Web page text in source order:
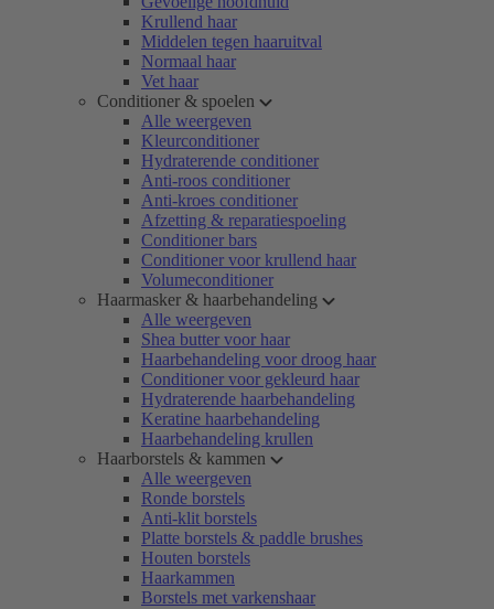
Krullend haar
Middelen tegen haaruitval
Normaal haar
Vet haar
Conditioner & spoelen
Alle weergeven
Kleurconditioner
Hydraterende conditioner
Anti-roos conditioner
Anti-kroes conditioner
Afzetting & reparatiespoeling
Conditioner bars
Conditioner voor krullend haar
Volumeconditioner
Haarmasker & haarbehandeling
Alle weergeven
Shea butter voor haar
Haarbehandeling voor droog haar
Conditioner voor gekleurd haar
Hydraterende haarbehandeling
Keratine haarbehandeling
Haarbehandeling krullen
Haarborstels & kammen
Alle weergeven
Ronde borstels
Anti-klit borstels
Platte borstels & paddle brushes
Houten borstels
Haarkammen
Borstels met varkenshaar